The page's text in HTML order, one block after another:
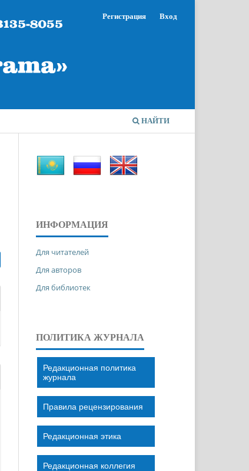
НАЙТИ
Регистрация Вход
ИНФОРМАЦИЯ
Для читателей
Для авторов
Для библиотек
ПОЛИТИКА ЖУРНАЛА
Редакционная политика
журнала
Правила рецензирования
Редакционная этика
Редакционная коллегия